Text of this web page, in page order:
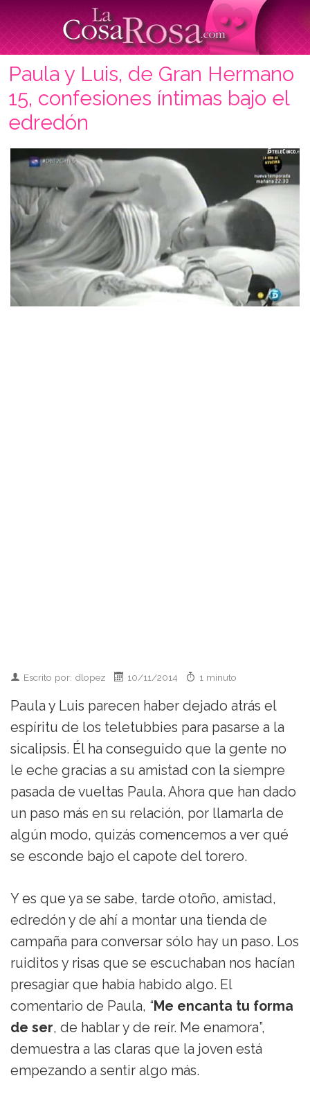
Paula y Luis, de Gran Hermano
15, confesiones íntimas bajo el
edredón
Escrito por: dlopez 10/11/2014 1 minuto
Paula y Luis parecen haber dejado atrás el
espíritu de los teletubbies para pasarse a la
sicalipsis. Él ha conseguido que la gente no
le eche gracias a su amistad con la siempre
pasada de vueltas Paula. Ahora que han dado
un paso más en su relación, por llamarla de
algún modo, quizás comencemos a ver qué
se esconde bajo el capote del torero.
Y es que ya se sabe, tarde otoño, amistad,
edredón y de ahí a montar una tienda de
campaña para conversar sólo hay un paso. Los
ruiditos y risas que se escuchaban nos hacían
presagiar que había habido algo. El
comentario de Paula, “Me encanta tu forma
de ser, de hablar y de reír. Me enamora”,
demuestra a las claras que la joven está
empezando a sentir algo más.